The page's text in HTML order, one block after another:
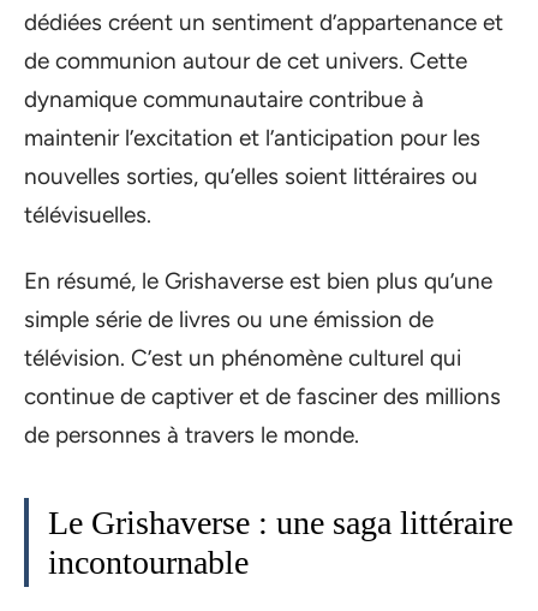
dédiées créent un sentiment d’appartenance et
de communion autour de cet univers. Cette
dynamique communautaire contribue à
maintenir l’excitation et l’anticipation pour les
nouvelles sorties, qu’elles soient littéraires ou
télévisuelles.
En résumé, le Grishaverse est bien plus qu’une
simple série de livres ou une émission de
télévision. C’est un phénomène culturel qui
continue de captiver et de fasciner des millions
de personnes à travers le monde.
Le Grishaverse : une saga littéraire
incontournable